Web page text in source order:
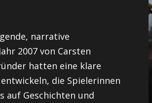
narrative
2007 von Carsten
hatten eine klare
die Spielerinnen
auf Geschichten und